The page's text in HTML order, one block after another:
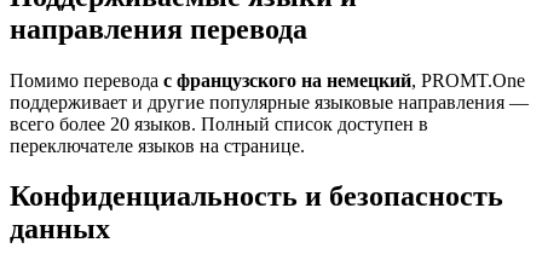
направления перевода
Помимо перевода с французского на немецкий, PROMT.One
поддерживает и другие популярные языковые направления —
всего более 20 языков. Полный список доступен в
переключателе языков на странице.
Конфиденциальность и безопасность
данных